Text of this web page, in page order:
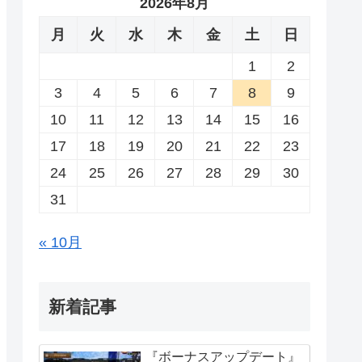
2026年8月
月
火 水 木 金 土
日
1
2
3
4 5 6 7 8
9
10
11 12 13 14 15
16
17
18 19 20 21 22
23
24
25 26 27 28 29
30
31
« 10月
新着記事
『ボーナスアップデート』